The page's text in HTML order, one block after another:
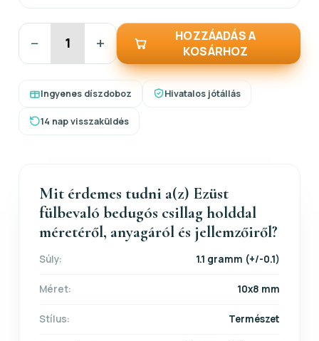
− +
HOZZÁADÁS A
KOSÁRHOZ
Ingyenes díszdoboz Hivatalos jótállás
14 nap visszaküldés
Mit érdemes tudni a(z) Ezüst
fülbevaló bedugós csillag holddal
méretéről, anyagáról és jellemzőiről?
Súly: 1.1 gramm (+/-0.1)
Méret: 10x8 mm
Stílus: Természet